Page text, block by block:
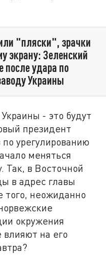
"пляски", зрачки
экрану: Зеленский
после удара по
Украины
- это будут
президент
урегулированию
меняться
Так, в Восточной
в адрес главы
того, неожиданно
окружения
влияют на его